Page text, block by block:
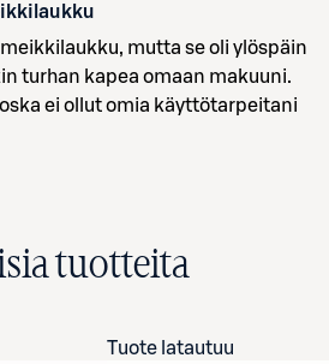
mutta se oli ylöspäin
turhan kapea omaan makuuni.
ei ollut omia käyttötarpeitani
tuotteita
Tuote latautuu